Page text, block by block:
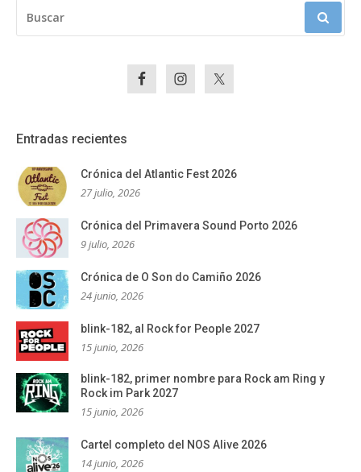
Entradas recientes
Crónica del Atlantic Fest 2026
27 julio, 2026
Crónica del Primavera Sound Porto 2026
9 julio, 2026
Crónica de O Son do Camiño 2026
24 junio, 2026
blink-182, al Rock for People 2027
15 junio, 2026
blink-182, primer nombre para Rock am Ring y
Rock im Park 2027
15 junio, 2026
Cartel completo del NOS Alive 2026
14 junio, 2026